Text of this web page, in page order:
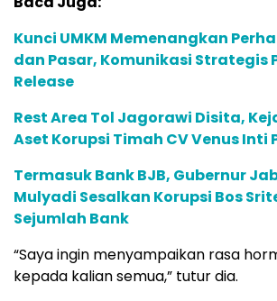
Kunci UMKM Memenangkan
dan Pasar, Komunikasi Strategis
Release
Rest Area Tol Jagorawi Disita,
Aset Korupsi Timah CV Venus Inti
Termasuk Bank BJB, Gubernur
Mulyadi Sesalkan Korupsi Bos
Sejumlah Bank
“Saya ingin menyampaikan rasa
kepada kalian semua,” tutur dia.